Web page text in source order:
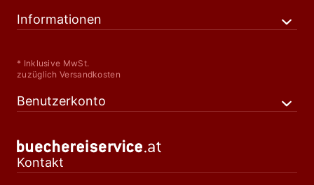
Informationen
* Inklusive MwSt.
zuzüglich Versandkosten
Benutzerkonto
Kontakt